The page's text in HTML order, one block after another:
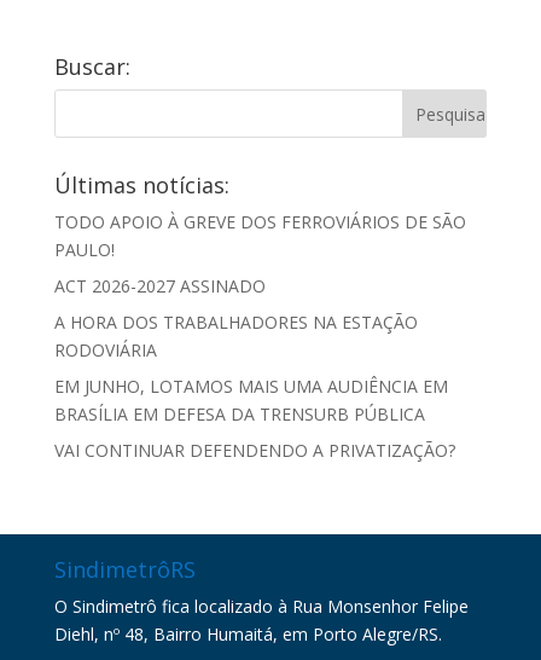
Buscar:
Últimas notícias:
TODO APOIO À GREVE DOS FERROVIÁRIOS DE SÃO
PAULO!
ACT 2026-2027 ASSINADO
A HORA DOS TRABALHADORES NA ESTAÇÃO
RODOVIÁRIA
EM JUNHO, LOTAMOS MAIS UMA AUDIÊNCIA EM
BRASÍLIA EM DEFESA DA TRENSURB PÚBLICA
VAI CONTINUAR DEFENDENDO A PRIVATIZAÇÃO?
SindimetrôRS
O Sindimetrô fica localizado à Rua Monsenhor Felipe
Diehl, nº 48, Bairro Humaitá, em Porto Alegre/RS.